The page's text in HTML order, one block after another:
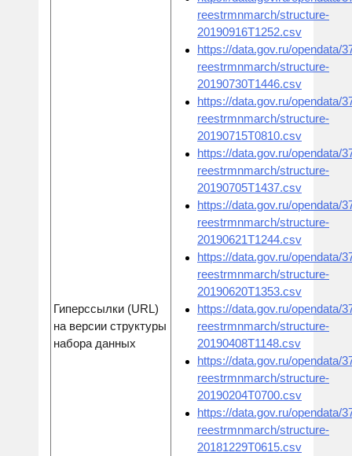
Гиперссылки (URL)
на версии структуры
набора данных
reestrmnmarch/structure-
20190916T1252.csv
https://data.gov.ru/opendata/
reestrmnmarch/structure-
20190730T1446.csv
https://data.gov.ru/opendata/
reestrmnmarch/structure-
20190715T0810.csv
https://data.gov.ru/opendata/
reestrmnmarch/structure-
20190705T1437.csv
https://data.gov.ru/opendata/
reestrmnmarch/structure-
20190621T1244.csv
https://data.gov.ru/opendata/
reestrmnmarch/structure-
20190620T1353.csv
https://data.gov.ru/opendata/
reestrmnmarch/structure-
20190408T1148.csv
https://data.gov.ru/opendata/
reestrmnmarch/structure-
20190204T0700.csv
https://data.gov.ru/opendata/
reestrmnmarch/structure-
20181229T0615.csv